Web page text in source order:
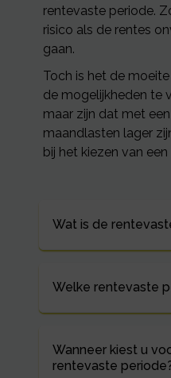
rentevaste periode.
risico als de rentes
gaan.
Toch is het de
de mogelijkheden te
maar zijn dat met
maandlasten lager
bij het kiezen van
Wat is de
Welke rentevaste
Wanneer kiest u
rentevaste